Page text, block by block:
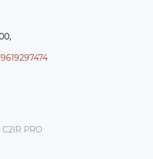
9619297474
PRO